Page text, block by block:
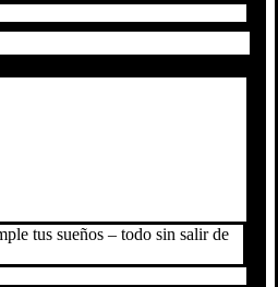
tus sueños – todo sin salir de